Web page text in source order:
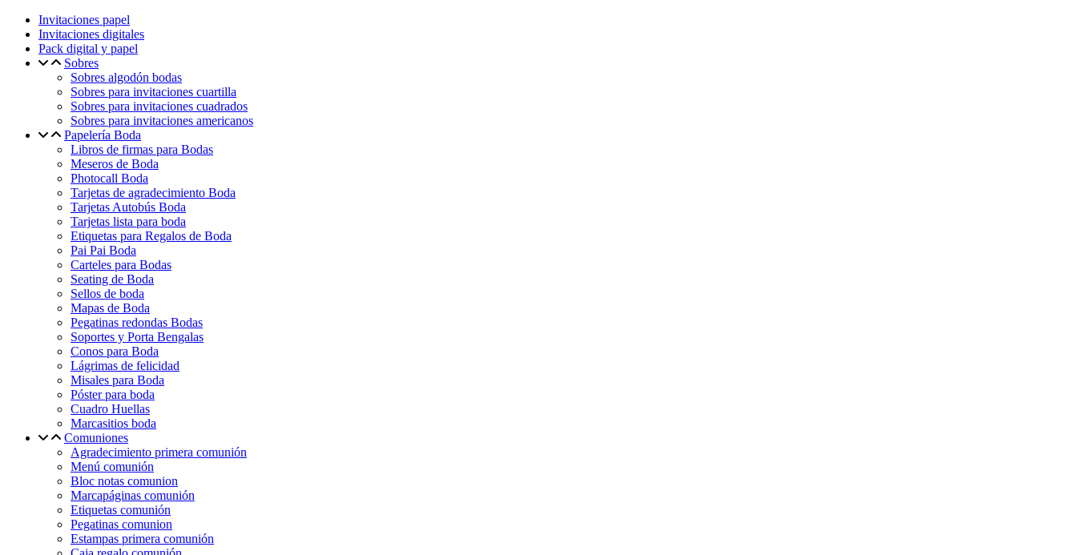
Invitaciones papel
Invitaciones digitales
Pack digital y papel
Sobres
Sobres algodón bodas
Sobres para invitaciones cuartilla
Sobres para invitaciones cuadrados
Sobres para invitaciones americanos
Papelería Boda
Libros de firmas para Bodas
Meseros de Boda
Photocall Boda
Tarjetas de agradecimiento Boda
Tarjetas Autobús Boda
Tarjetas lista para boda
Etiquetas para Regalos de Boda
Pai Pai Boda
Carteles para Bodas
Seating de Boda
Sellos de boda
Mapas de Boda
Pegatinas redondas Bodas
Soportes y Porta Bengalas
Conos para Boda
Lágrimas de felicidad
Misales para Boda
Póster para boda
Cuadro Huellas
Marcasitios boda
Comuniones
Agradecimiento primera comunión
Menú comunión
Bloc notas comunion
Marcapáginas comunión
Etiquetas comunión
Pegatinas comunion
Estampas primera comunión